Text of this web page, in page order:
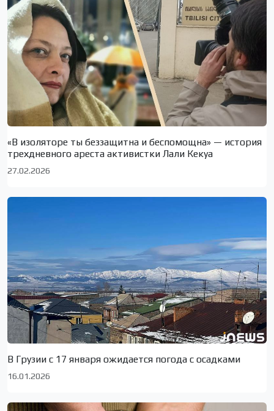
«В изоляторе ты беззащитна и беспомощна» — история
трехдневного ареста активистки Лали Кекуа
27.02.2026
В Грузии с 17 января ожидается погода с осадками
16.01.2026